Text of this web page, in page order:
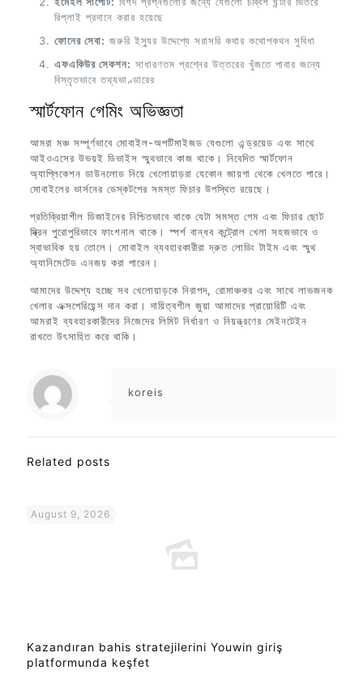
রিপ্লাই প্রদানে করার হয়েছে
ফোনের সেবা: জরুরি ইস্যুর উদ্দেশ্যে সরাসরি কথার কথোপকথন সুবিধা
এফএকিউর সেকশন: সাধারণতম প্রশ্নের উত্তরের খুঁজতে পাবার জন্যে
বিস্তৃতভাবে তথ্যভাণ্ডারের
স্মার্টফোন গেমিং অভিজ্ঞতা
আমরা মঞ্চ সম্পূর্ণভাবে মোবাইল-অপটিমাইজড যেগুলো এন্ড্রয়েড এবং সাথে
আইওএসের উভয়ই ডিভাইস স্মুথভাবে কাজ থাকে। নিবেদিত স্মার্টফোন
অ্যাপ্লিকেশন ডাউনলোড নিয়ে খেলোয়াড়রা যেকোন জায়গা থেকে খেলতে পারে।
মোবাইলের ভার্সনের ডেস্কটপের সমস্ত ফিচার উপস্থিত রয়েছে।
প্রতিক্রিয়াশীল ডিজাইনের নিশ্চিতভাবে থাকে যেটা সমস্ত গেম এবং ফিচার ছোট
স্ক্রিন পুরোপুরিভাবে ফাংশনাল থাকে। স্পর্শ বান্ধব কন্ট্রোল খেলা সহজভাবে ও
স্বাভাবিক হয় তোলে। মোবাইল ব্যবহারকারীরা দ্রুত লোডিং টাইম এবং স্মুথ
অ্যানিমেটেড এনজয় করা পারেন।
আমাদের উদ্দেশ্য হচ্ছে সব খেলোয়াড়কে নিরাপদ, রোমাঞ্চকর এবং সাথে লাভজনক
খেলার এক্সপেরিয়েন্স দান করা। দায়িত্বশীল জুয়া আমাদের প্রায়োরিটি এবং
আমরাই ব্যবহারকারীদের নিজেদের লিমিট নির্ধারণ ও নিয়ন্ত্রণের মেইনটেইন
রাখতে উৎসাহিত করে থাকি।
koreis
Related posts
August 9, 2026
Kazandıran bahis stratejilerini Youwin giriş
platformunda keşfet